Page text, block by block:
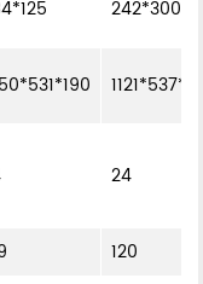
242*300
24
120